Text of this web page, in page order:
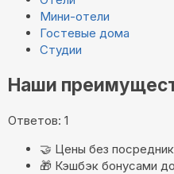
Мини-отели
Гостевые дома
Студии
Наши
Ответов: 1
🤝 Цены без
🎁 Кэшбэк бонусами